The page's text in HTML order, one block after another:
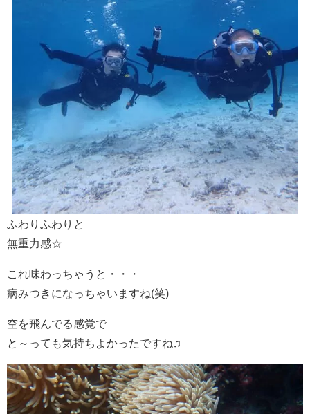
ふわりふわりと
無重力感☆
これ味わっちゃうと・・・
病みつきになっちゃいますね(笑)
空を飛んでる感覚で
と～っても気持ちよかったですね♫